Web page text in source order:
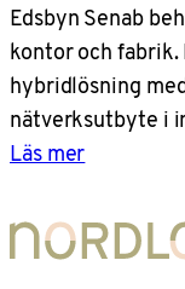
Edsbyn Senab
kontor och
hybridlösning
nätverksutbyte i
Läs mer